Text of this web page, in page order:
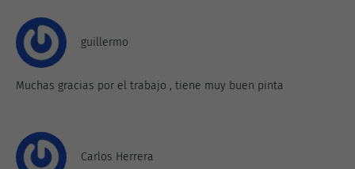
guillermo
Muchas gracias por el trabajo , tiene muy buen pinta
Carlos Herrera